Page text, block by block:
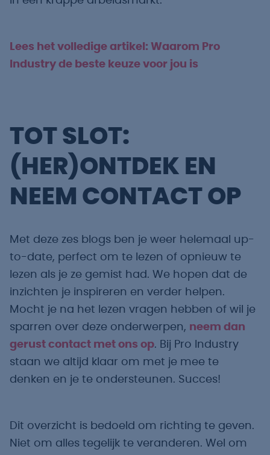
Lees het volledige artikel: Waarom Pro
Industry de beste keuze voor jou is
TOT SLOT:
(HER)ONTDEK EN
NEEM CONTACT OP
Met deze zes blogs ben je weer helemaal up-
to-date, perfect om te lezen of opnieuw te
lezen als je ze gemist had. We hopen dat de
inzichten je inspireren en verder helpen.
Mocht je na het lezen vragen hebben of wil je
sparren over deze onderwerpen, neem dan
gerust contact met ons op. Bij Pro Industry
staan we altijd klaar om met je mee te
denken en je te ondersteunen. Succes!
Dit overzicht is bedoeld om richting te geven.
Niet om alles tegelijk te veranderen. Wel om